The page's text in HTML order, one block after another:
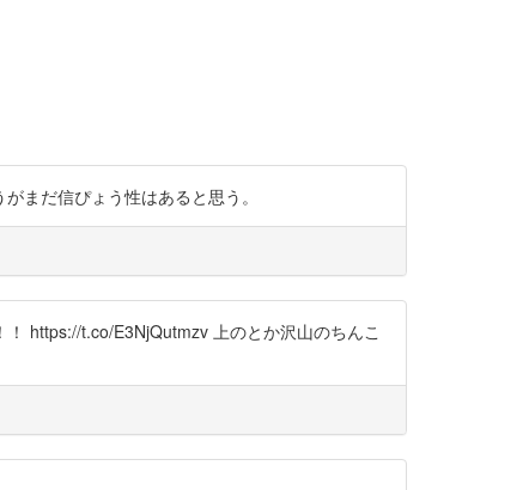
まだ信ぴょう性はあると思う。
https://t.co/E3NjQutmzv 上のとか沢山のちんこ